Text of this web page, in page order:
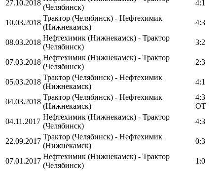
27.10.2018
(Челябинск)
4:1
10.03.2018
Трактор (Челябинск) - Нефтехимик
(Нижнекамск)
4:3
08.03.2018
Нефтехимик (Нижнекамск) - Трактор
(Челябинск)
3:2
07.03.2018
Нефтехимик (Нижнекамск) - Трактор
(Челябинск)
2:3
05.03.2018
Трактор (Челябинск) - Нефтехимик
(Нижнекамск)
4:1
04.03.2018
Трактор (Челябинск) - Нефтехимик
(Нижнекамск)
4:3
OT
04.11.2017
Нефтехимик (Нижнекамск) - Трактор
(Челябинск)
4:3
22.09.2017
Трактор (Челябинск) - Нефтехимик
(Нижнекамск)
0:3
07.01.2017
Нефтехимик (Нижнекамск) - Трактор
(Челябинск)
1:0